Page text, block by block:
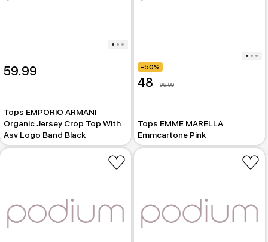
59.99
Tops EMPORIO ARMANI
Organic Jersey Crop Top With
Asv Logo Band Black
-50%
48 95.99
Tops EMME MARELLA
Emmcartone Pink